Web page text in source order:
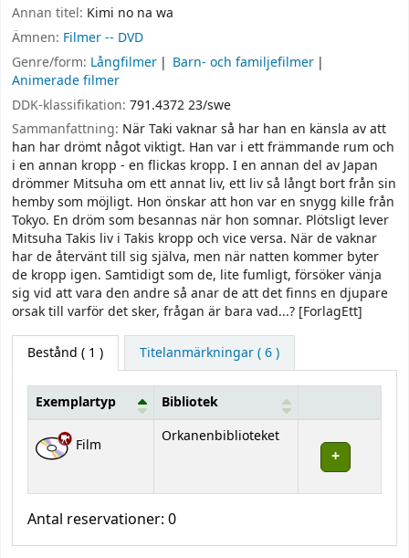
Annan titel: Kimi no na wa
Ämnen: Filmer -- DVD
Genre/form: Långfilmer
Barn- och familjefilmer
Animerade filmer
DDK-klassifikation: 791.4372 23/swe
Sammanfattning: När Taki vaknar så har han en känsla av att
han har drömt något viktigt. Han var i ett främmande rum och
i en annan kropp - en flickas kropp. I en annan del av Japan
drömmer Mitsuha om ett annat liv, ett liv så långt bort från sin
hemby som möjligt. Hon önskar att hon var en snygg kille från
Tokyo. En dröm som besannas när hon somnar. Plötsligt lever
Mitsuha Takis liv i Takis kropp och vice versa. När de vaknar
har de återvänt till sig själva, men när natten kommer byter
de kropp igen. Samtidigt som de, lite fumligt, försöker vänja
sig vid att vara den andre så anar de att det finns en djupare
orsak till varför det sker, frågan är bara vad...? [ForlagEtt]
Bestånd ( 1 ) Titelanmärkningar ( 6 )
Bestånd
Exemplartyp Bibliotek
Film Orkanenbiblioteket
Antal reservationer: 0